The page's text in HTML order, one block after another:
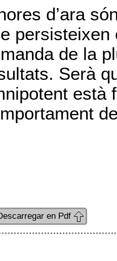
d’ara
persisteixen
de la
Serà
està
en Pdf